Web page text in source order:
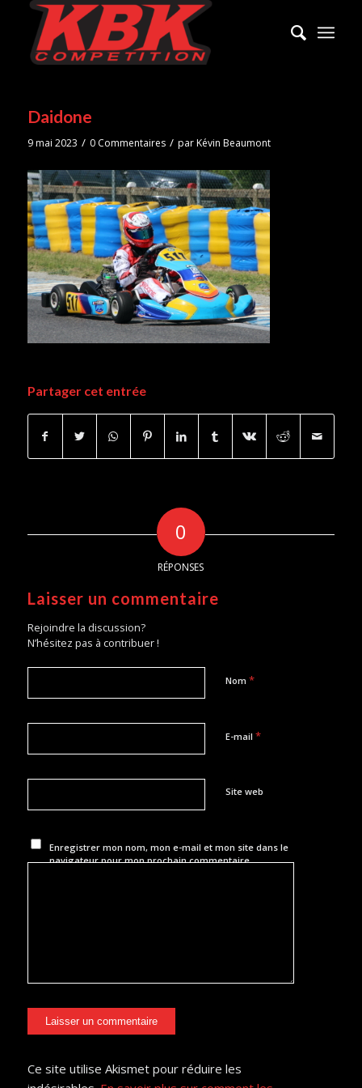
Daidone
9 mai 2023 / 0 Commentaires / parKévin Beaumont
Partager cet entrée
0
RÉPONSES
Laisser un commentaire
Rejoindre la discussion?
N’hésitez pas à contribuer !
Nom *
E-mail *
Site web
Enregistrer mon nom, mon e-mail et mon site dans le
navigateur pour mon prochain commentaire.
Ce site utilise Akismet pour réduire les